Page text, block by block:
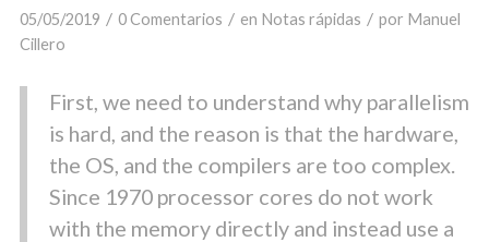
05/05/2019 / 0 Comentarios / en Notas rápidas / por Manuel
Cillero
First, we need to understand why parallelism
is hard, and the reason is that the hardware,
the OS, and the compilers are too complex.
Since 1970 processor cores do not work
with the memory directly and instead use a